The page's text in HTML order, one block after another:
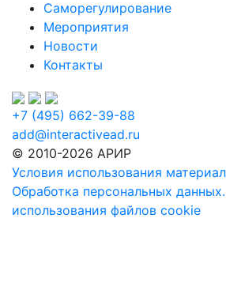
Саморегулирование
Мероприятия
Новости
Контакты
+7 (495) 662-39-88
add@interactivead.ru
© 2010-2026 АРИР
Условия использования
Обработка персональных
использования файлов cookie